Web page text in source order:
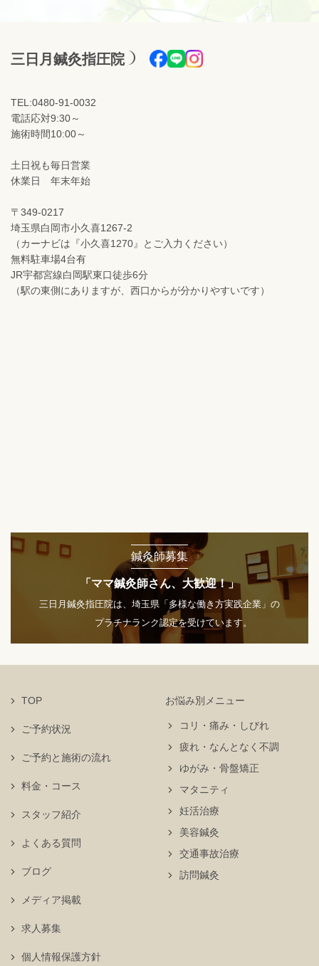
三日月鍼灸指圧院
TEL:0480-91-0032
電話応対9:30～
施術時間10:00～
土日祝も毎日営業
休業日 年末年始
〒349-0217
埼玉県白岡市小久喜1267-2
（カーナビは『小久喜1270』とご入力ください）
無料駐車場4台有
JR宇都宮線白岡駅東口徒歩6分
（駅の東側にありますが、西口からが分かりやすいです）
鍼灸師募集
「ママ鍼灸師さん、大歓迎！」
三日月鍼灸指圧院は、埼玉県「多様な働き方実践企業」の
プラチナランク認定を受けています。
TOP
ご予約状況
お悩み別メニュー
コリ・痛み・しびれ
疲れ・なんとなく不調
ゆがみ・骨盤矯正
マタニティ
妊活治療
美容鍼灸
交通事故治療
訪問鍼灸
ご予約と施術の流れ
料金・コース
スタッフ紹介
よくある質問
ブログ
メディア掲載
求人募集
個人情報保護方針